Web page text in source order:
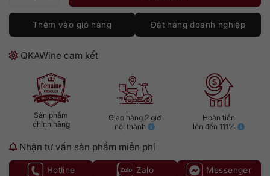
Thêm vào giỏ hàng Đặt hàng doanh nghiệp
QKAWine cam kết
Sản phẩm
chính hãng
Giao hàng 2 giờ
nội thành
Hoàn tiền
lên đến 111%
Nhận tư vấn sản phẩm miễn phí
Hotline Zalo Messenger